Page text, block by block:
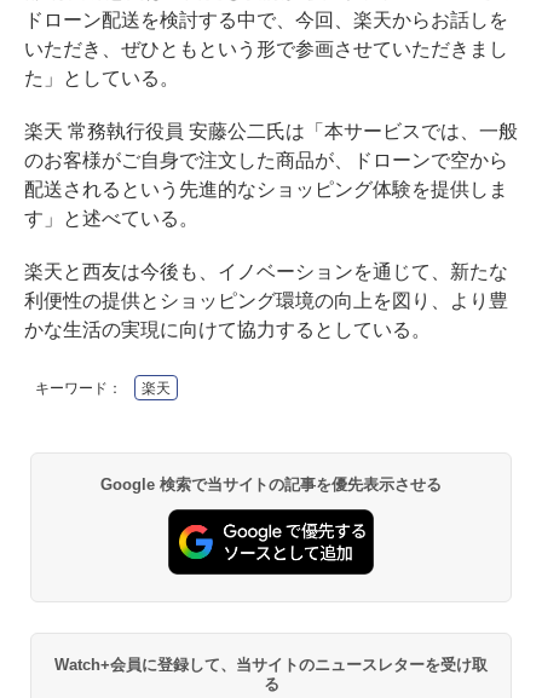
ドローン配送を検討する中で、今回、楽天からお話しを
いただき、ぜひともという形で参画させていただきまし
た」としている。
楽天 常務執行役員 安藤公二氏は「本サービスでは、一般
のお客様がご自身で注文した商品が、ドローンで空から
配送されるという先進的なショッピング体験を提供しま
す」と述べている。
楽天と西友は今後も、イノベーションを通じて、新たな
利便性の提供とショッピング環境の向上を図り、より豊
かな生活の実現に向けて協力するとしている。
キーワード： 楽天
Google 検索で当サイトの記事を優先表示させる
Watch+会員に登録して、当サイトのニュースレターを受け取
る